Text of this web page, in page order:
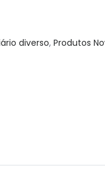
diverso, Produtos